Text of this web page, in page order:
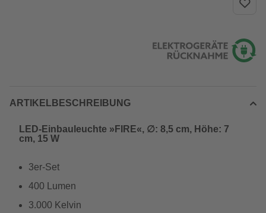
ARTIKELBESCHREIBUNG
LED-Einbauleuchte »FIRE«, ∅: 8,5 cm, Höhe: 7
cm, 15 W
3er-Set
400 Lumen
3.000 Kelvin